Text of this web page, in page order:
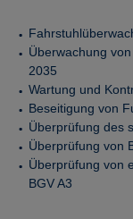
Überwachung
2035
Wartung und
Beseitigung von
Überprüfung des
Überprüfung von
Überprüfung von
BGV A3